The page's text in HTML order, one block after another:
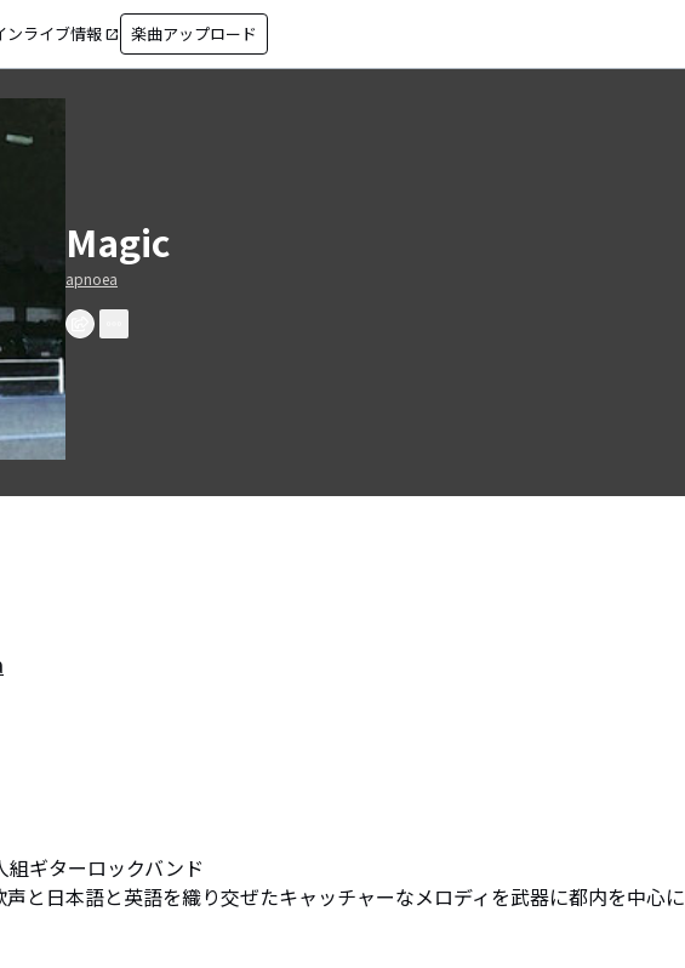
ンライブ情報 open_in_new 楽曲アップロード
Magic
apnoea
ギターロックバンド
と日本語と英語を織り交ぜたキャッチャーなメロディを武器に都内を中心に